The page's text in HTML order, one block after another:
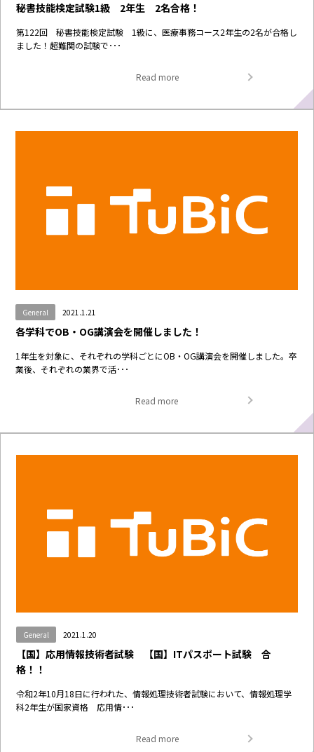
秘書技能検定試験1級 2年生 2名合格！
第122回 秘書技能検定試験 1級に、医療事務コース2年生の2名が合格し
ました！超難関の試験で･･･
Read more
General 2021.1.21
各学科でOB・OG講演会を開催しました！
1年生を対象に、それぞれの学科ごとにOB・OG講演会を開催しました。卒
業後、それぞれの業界で活･･･
Read more
General 2021.1.20
【国】応用情報技術者試験 【国】ITパスポート試験 合
格！！
令和2年10月18日に行われた、情報処理技術者試験において、情報処理学
科2年生が国家資格 応用情･･･
Read more